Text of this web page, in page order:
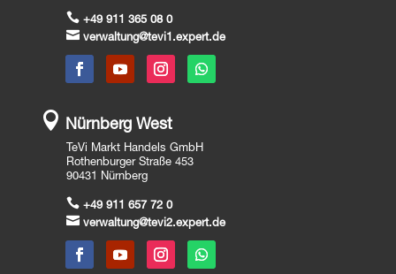
 +49 911 365 08 0
 verwaltung@tevi1.expert.de
 Nürnberg West
TeVi Markt Handels GmbH
Rothenburger Straße 453
90431 Nürnberg
 +49 911 657 72 0
 verwaltung@tevi2.expert.de